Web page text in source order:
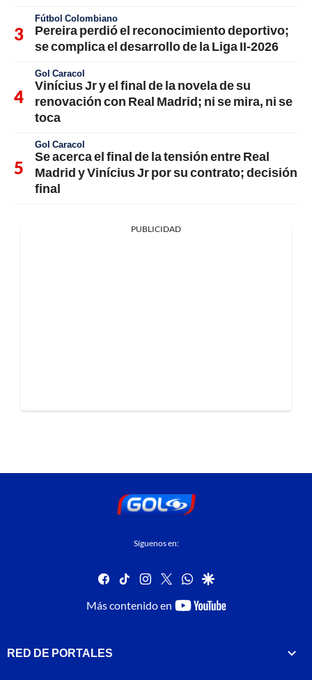
Fútbol Colombiano
Pereira perdió el reconocimiento deportivo;
se complica el desarrollo de la Liga II-2026
Gol Caracol
Vinícius Jr y el final de la novela de su
renovación con Real Madrid; ni se mira, ni se
toca
Gol Caracol
Se acerca el final de la tensión entre Real
Madrid y Vinícius Jr por su contrato; decisión
final
PUBLICIDAD
Síguenos en:
facebook
tiktok instagram
twitterwhatsapp
google
Más contenido en
youtube-
RED DE PORTALES